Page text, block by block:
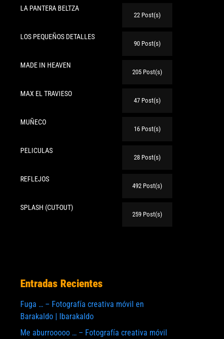
LA PANTERA BELTZA
22 Post(s)
LOS PEQUEÑOS DETALLES
90 Post(s)
MADE IN HEAVEN
205 Post(s)
MAX EL TRAVIESO
47 Post(s)
MUÑECO
16 Post(s)
PELICULAS
28 Post(s)
REFLEJOS
492 Post(s)
SPLASH (CUT-OUT)
259 Post(s)
Entradas Recientes
Fuga … – Fotografía creativa móvil en
Barakaldo | Ibarakaldo
Me aburrooooo … – Fotografía creativa móvil